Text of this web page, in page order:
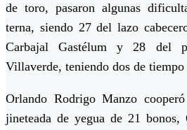
de toro, pasaron algunas
terna, siendo 27 del lazo
Carbajal Gastélum y 28 del
Villaverde, teniendo dos de
Orlando Rodrigo Manzo
jineteada de yegua de 21 bonos,